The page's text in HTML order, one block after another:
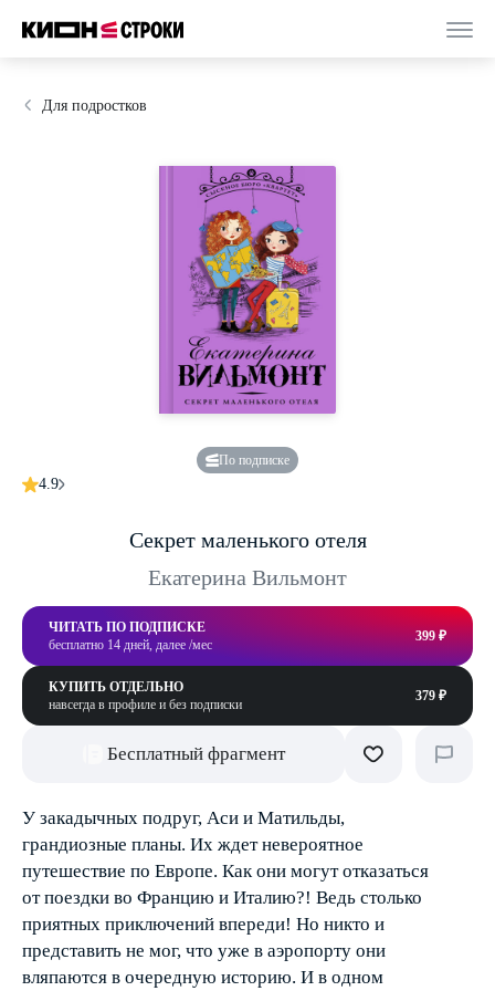
Для подростков
По подписке
4.9
Секрет маленького отеля
Екатерина Вильмонт
ЧИТАТЬ ПО ПОДПИСКЕ
бесплатно 14 дней, далее /мес
399 ₽
КУПИТЬ ОТДЕЛЬНО
навсегда в профиле и без подписки
379 ₽
Бесплатный фрагмент
У закадычных подруг, Аси и Матильды,
грандиозные планы. Их ждет невероятное
путешествие по Европе. Как они могут отказаться
от поездки во Францию и Италию?! Ведь столько
приятных приключений впереди! Но никто и
представить не мог, что уже в аэропорту они
вляпаются в очередную историю. И в одном